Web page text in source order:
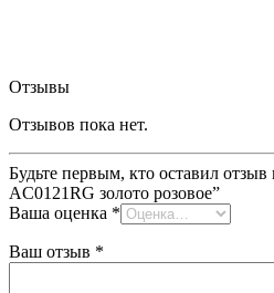
Отзывы
Отзывов пока нет.
Будьте первым, кто оставил
AC0121RG золото розовое”
Ваша оценка *
Ваш отзыв *